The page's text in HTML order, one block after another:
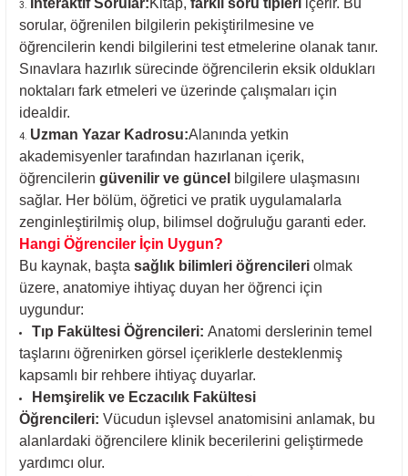
İnteraktif Sorular:Kitap, farklı soru tipleri
içerir. Bu
sorular, öğrenilen bilgilerin pekiştirilmesine ve
öğrencilerin kendi bilgilerini test etmelerine olanak tanır.
Sınavlara hazırlık sürecinde öğrencilerin eksik oldukları
noktaları fark etmeleri ve üzerinde çalışmaları için
idealdir.
Uzman Yazar Kadrosu:Alanında yetkin
akademisyenler tarafından hazırlanan içerik,
öğrencilerin güvenilir ve güncel bilgilere ulaşmasını
sağlar. Her bölüm, öğretici ve pratik uygulamalarla
zenginleştirilmiş olup, bilimsel doğruluğu garanti eder.
Hangi Öğrenciler İçin Uygun?
Bu kaynak, başta sağlık bilimleri öğrencileri olmak
üzere, anatomiye ihtiyaç duyan her öğrenci için
uygundur:
Tıp Fakültesi Öğrencileri: Anatomi derslerinin temel
taşlarını öğrenirken görsel içeriklerle desteklenmiş
kapsamlı bir rehbere ihtiyaç duyarlar.
Hemşirelik ve Eczacılık Fakültesi
Öğrencileri: Vücudun işlevsel anatomisini anlamak, bu
alanlardaki öğrencilere klinik becerilerini geliştirmede
yardımcı olur.